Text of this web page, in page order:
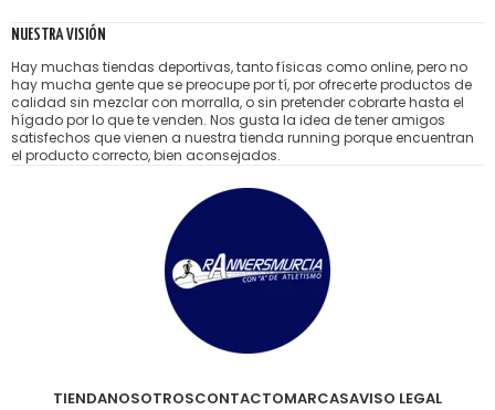
NUESTRA VISIÓN
Hay muchas tiendas deportivas, tanto físicas como online, pero no
hay mucha gente que se preocupe por tí, por ofrecerte productos de
calidad sin mezclar con morralla, o sin pretender cobrarte hasta el
hígado por lo que te venden. Nos gusta la idea de tener amigos
satisfechos que vienen a nuestra tienda running porque encuentran
el producto correcto, bien aconsejados.
TIENDANOSOTROSCONTACTOMARCASAVISO LEGAL